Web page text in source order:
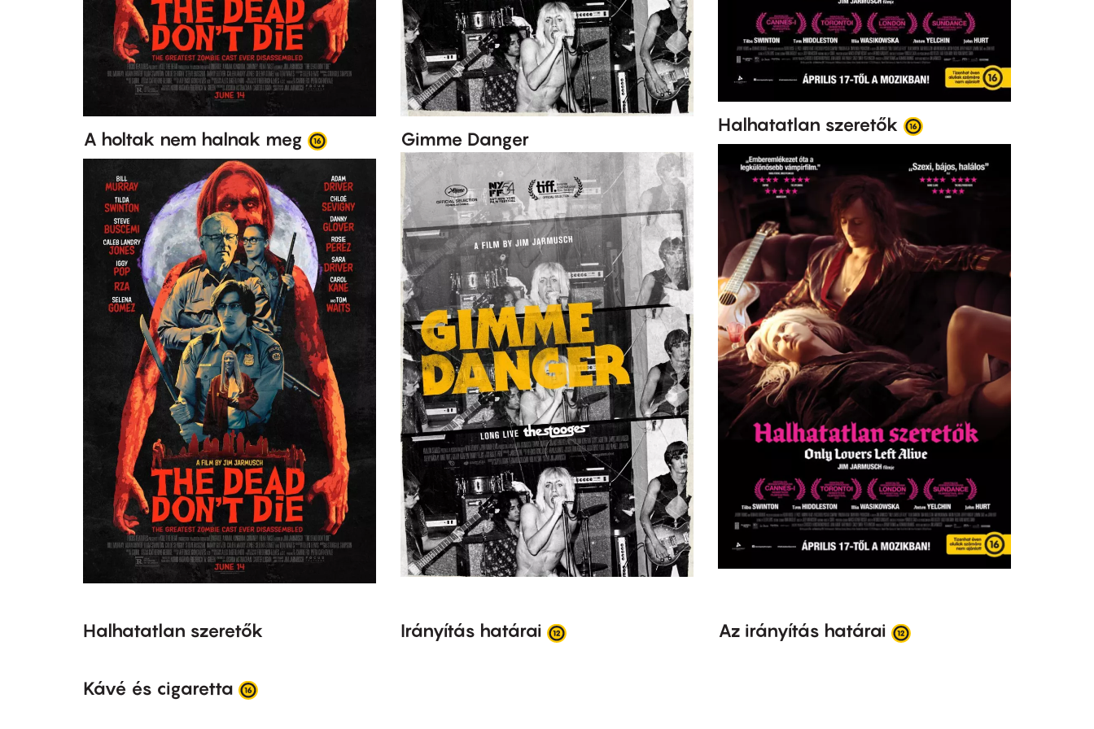
A holtak nem halnak meg Gimme Danger
Halhatatlan szeretők
Halhatatlan szeretők Irányítás határai Az irányítás határai
Kávé és cigaretta